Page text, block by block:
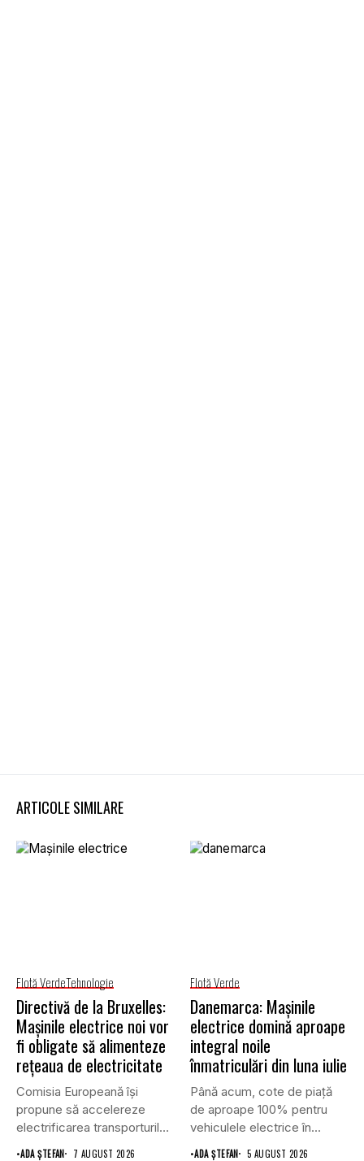
ARTICOLE SIMILARE
Flotă VerdeTehnologie
Directivă de la Bruxelles:
Mașinile electrice noi vor
fi obligate să alimenteze
rețeaua de electricitate
Comisia Europeană își
propune să accelereze
electrificarea transporturilor,
a clădirilor și a...
•ADA ȘTEFAN 7 AUGUST 2026
Flotă Verde
Danemarca: Mașinile
electrice domină aproape
integral noile
înmatriculări din luna iulie
Până acum, cote de piață
de aproape 100% pentru
vehiculele electrice în...
•ADA ȘTEFAN 5 AUGUST 2026